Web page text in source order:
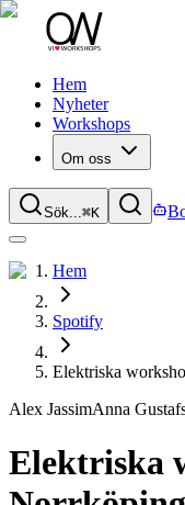
Hem
Nyheter
Workshops
Om oss
Sök...⌘K
Hem
Spotify
Elektriska
Alex JassimAnna
Elektriska